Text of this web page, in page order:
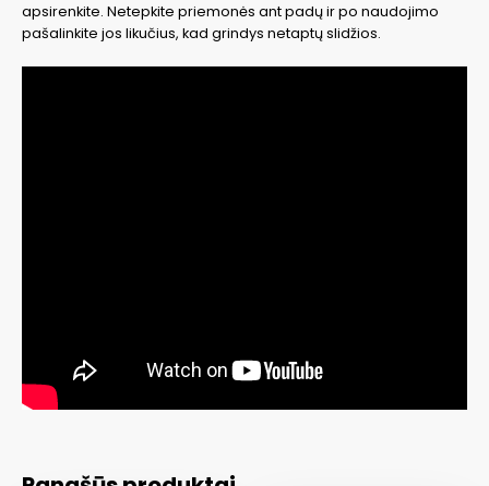
apsirenkite. Netepkite priemonės ant padų ir po naudojimo
pašalinkite jos likučius, kad grindys netaptų slidžios.